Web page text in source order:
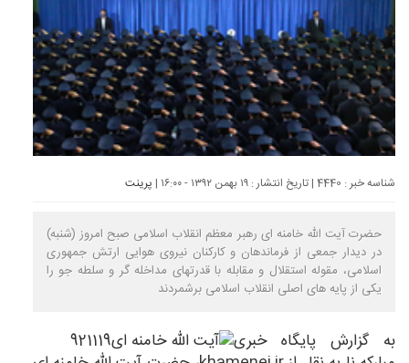
شناسه خبر : 4440 | تاریخ انتشار : ۱۹ بهمن ۱۳۹۲ - ۱۶:۰۰ | پرینت
حضرت آیت الله خامنه ای رهبر معظم انقلاب اسلامی صبح امروز (شنبه)
در دیدار جمعی از فرماندهان و كاركنان نیروی هوایی ارتش جمهوری
اسلامی، مقوله استقلال و مقابله با قدرتهای مداخله گر و سلطه جو را
یكی از پایه های اصلی انقلاب اسلامی برشمردند
به گزارش پایگاه خبری